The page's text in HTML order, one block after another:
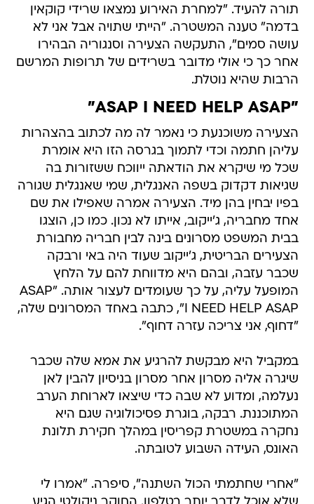
תורה להעיד. "למחרת האירוע נמצאו שרידי קוקאין
בדמה" טענה המשטרה. "הייתי שתויה אבל אני לא
עושה סמים", התעקשה הצעירה וסנגוריה הבהירו
אחר כך כי אולי מדובר בשרידים של תרופות המרשם
הרבות שהיא נוטלת.
"ASAP I NEED HELP ASAP"
הצעירה משוכנעת כי נאמר לה מה לכתוב בהצהרות
עליהן חתמה וכדי לתמוך בגרסה הזו היא אומרת
שכל מי שיקרא את הודאתה ייווכח ששזורות בה
שגיאות דקדוק בשפה האנגלית, שמי שאנגלית שגורה
בפיו יבחין בהן מיד. הצעירה אמרה שאפילו את שם
אחד מחבריה, ג'ייקוב, אייתו לא נכון. כמו כן, הוצגו
בבית המשפט מסרונים בינה לבין חבריה מחבורת
הצעירים הבריטית, ג'ייקוב שעוד היה באי ורבקה
שכבר עזבה, ובהם היא מדווחת להם על הלחץ
המופעל עליה, על כך שעומדים לעצור אותה. "ASAP
I NEED HELP ASAP", כתבה באחד המסרונים שלה,
"דחוף, אני צריכה עזרה דחוף".
במקביל היא מבקשת להרגיע את אמא שלה שכבר
שיגרה אליה מסרון אחר מסרון בניסיון להבין לאן
נעלמה, ומדוע לא שבה כדי שיצאו לארוחת הערב
המתוכננת. רבקה, בוגרת פסיכולוגיה שגם היא
נחקרה במשטרת קפריסין במהלך חקירת תלונת
האונס, העידה השבוע לטובתה.
"אחרי שחתמתי הכול השתנה", סיפרה. "אמרו לי